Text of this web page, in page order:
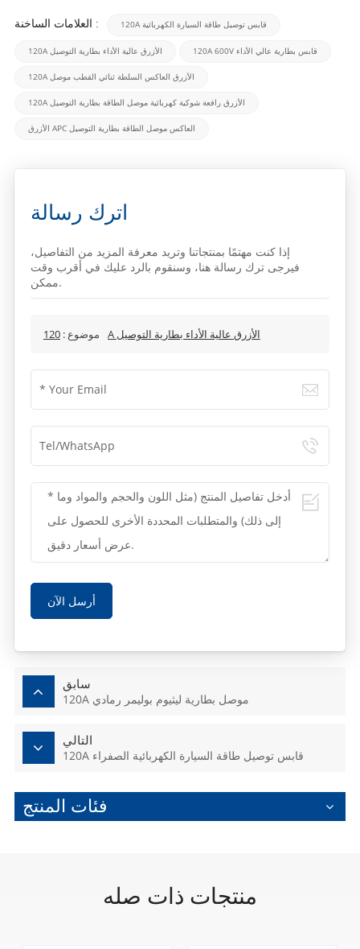
العلامات الساخنة : 120A قابس توصيل طاقة السيارة الكهربائية
120A الأزرق عالية الأداء بطارية التوصيل 120A 600V قابس بطارية عالي الأداء
120A الأزرق العاكس السلطة ثنائي القطب موصل
120A الأزرق رافعة شوكية كهربائية موصل الطاقة بطارية التوصيل
الأزرق APC العاكس موصل الطاقة بطارية التوصيل
اترك رسالة
إذا كنت مهتمًا بمنتجاتنا وتريد معرفة المزيد من التفاصيل،
فيرجى ترك رسالة هنا، وسنقوم بالرد عليك في أقرب وقت
ممكن.
موضوع : 120A الأزرق عالية الأداء بطارية التوصيل
أرسل الآن
سابق
120A موصل بطارية ليثيوم بوليمر رمادي
التالي
120A قابس توصيل طاقة السيارة الكهربائية الصفراء
فئات المنتج
منتجات ذات صله